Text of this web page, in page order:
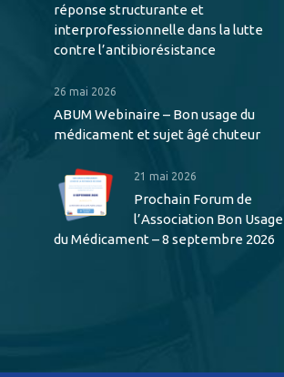
réponse structurante et
interprofessionnelle dans la lutte
contre l’antibiorésistance
26 mai 2026
ABUM Webinaire – Bon usage du
médicament et sujet âgé chuteur
21 mai 2026
Prochain Forum de
l’Association Bon Usage
du Médicament – 8 septembre 2026